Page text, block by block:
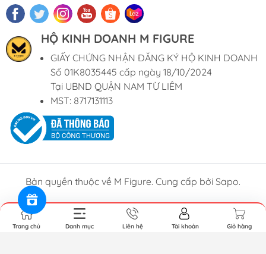
HỘ KINH DOANH M FIGURE
GIẤY CHỨNG NHẬN ĐĂNG KÝ HỘ KINH DOANH
Số 01K8035445 cấp ngày 18/10/2024
Tại UBND QUẬN NAM TỪ LIÊM
MST: 8717131113
Bản quyền thuộc về M Figure. Cung cấp bởi Sapo.
Trang chủ Danh mục Liên hệ Tài khoản Giỏ hàng